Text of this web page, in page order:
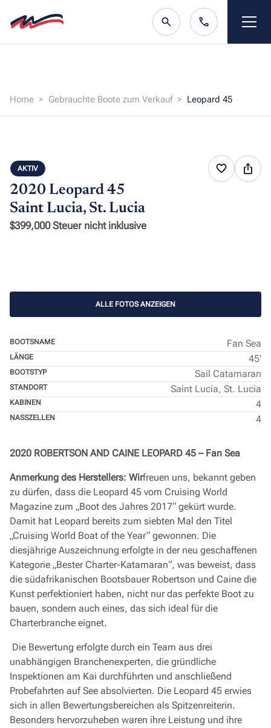
Home Gebrauchte Boote zum Verkauf Leopard 45
AKTIV
2020 Leopard 45
Saint Lucia, St. Lucia
$399,000 Steuer nicht inklusive
ALLE FOTOS ANZEIGEN
BOOTSNAME Fan Sea
LÄNGE 45’
BOOTSTYP Sail Catamaran
STANDORT Saint Lucia, St. Lucia
KABINEN 4
NASSZELLEN 4
2020 ROBERTSON AND CAINE LEOPARD 45 – Fan Sea
Anmerkung des Herstellers: Wirfreuen uns, bekannt geben
zu dürfen, dass die Leopard 45 vom Cruising World
Magazine zum „Boot des Jahres 2017“ gekürt wurde.
Damit hat Leopard bereits zum siebten Mal den Titel
„Cruising World Boat of the Year“ gewonnen. Die
diesjährige Auszeichnung erfolgte in der neu geschaffenen
Kategorie „Bester Charter-Katamaran“, was beweist, dass
die südafrikanischen Bootsbauer Robertson und Caine die
Kunst perfektioniert haben, nicht nur das perfekte Boot zu
bauen, sondern auch eines, das sich ideal für die
Charterbranche eignet.
Die Bewertung erfolgte durch ein Team aus drei
unabhängigen Branchenexperten, die gründliche
Inspektionen am Kai durchführten und anschließend
Probefahrten auf See absolvierten. Die Leopard 45 erwies
sich in allen Bewertungsbereichen als Spitzenreiterin.
Besonders hervorzuheben waren ihre Leistung und ihre